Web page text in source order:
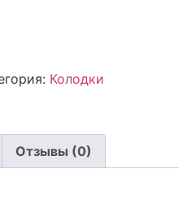
Колодки
Отзывы (0)